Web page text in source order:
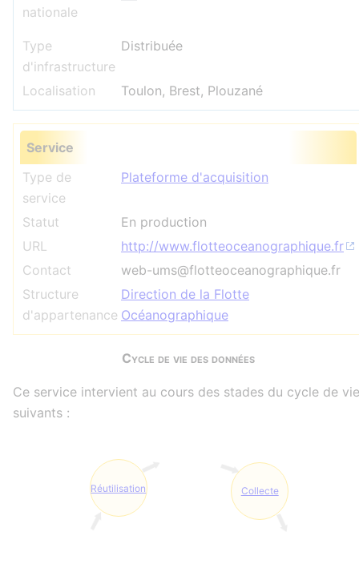
nationale
Type
d'infrastructure
Distribuée
Localisation Toulon, Brest, Plouzané
Service
Type de
service
Plateforme d'acquisition
Statut
En production
URL
http://www.flotteoceanographique.fr
Contact
web-ums@flotteoceanographique.fr
Structure
d'appartenance
Direction de la Flotte
Océanographique
Cycle de vie des données
Ce service intervient au cours des stades du cycle de vie
suivants :
Collecte
Réutilisation